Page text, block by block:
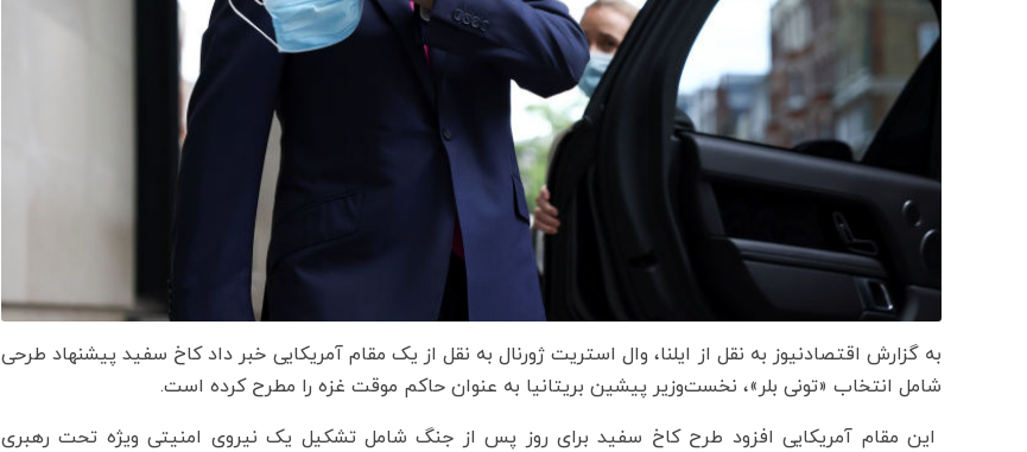
به گزارش اقتصادنیوز به نقل از ایلنا، وال استریت ژورنال به نقل از یک مقام آمریکایی خبر داد کاخ سفید پیشنهاد طرحی
شامل انتخاب «تونی بلر»، نخست‌وزیر پیشین بریتانیا به عنوان حاکم موقت غزه را مطرح کرده است.
این مقام آمریکایی افزود طرح کاخ سفید برای روز پس از جنگ شامل تشکیل یک نیروی امنیتی ویژه تحت رهبری